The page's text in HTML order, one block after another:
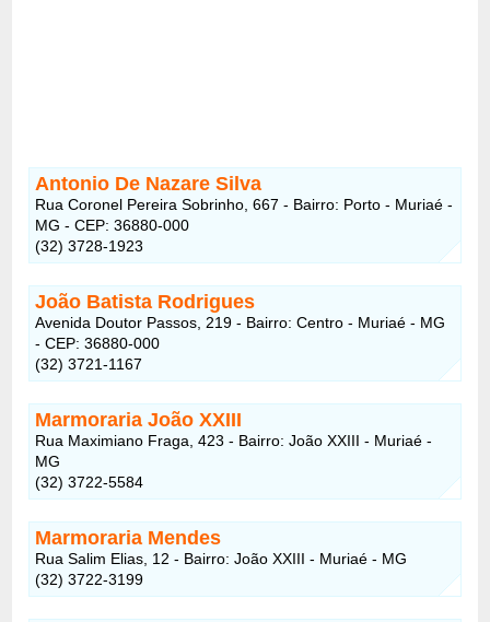
Antonio De Nazare Silva
Rua Coronel Pereira Sobrinho, 667 - Bairro: Porto - Muriaé -
MG - CEP: 36880-000
(32) 3728-1923
João Batista Rodrigues
Avenida Doutor Passos, 219 - Bairro: Centro - Muriaé - MG
- CEP: 36880-000
(32) 3721-1167
Marmoraria João XXIII
Rua Maximiano Fraga, 423 - Bairro: João XXIII - Muriaé -
MG
(32) 3722-5584
Marmoraria Mendes
Rua Salim Elias, 12 - Bairro: João XXIII - Muriaé - MG
(32) 3722-3199